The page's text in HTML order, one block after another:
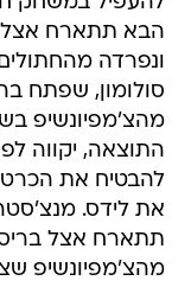
הבא תתארח אצל
סולומון, שפתח
מהצ'מפיונשיפ
התוצאה, יקווה
להבטיח את
את לידס.
תתארח אצל
מהצ'מפיונשיפ